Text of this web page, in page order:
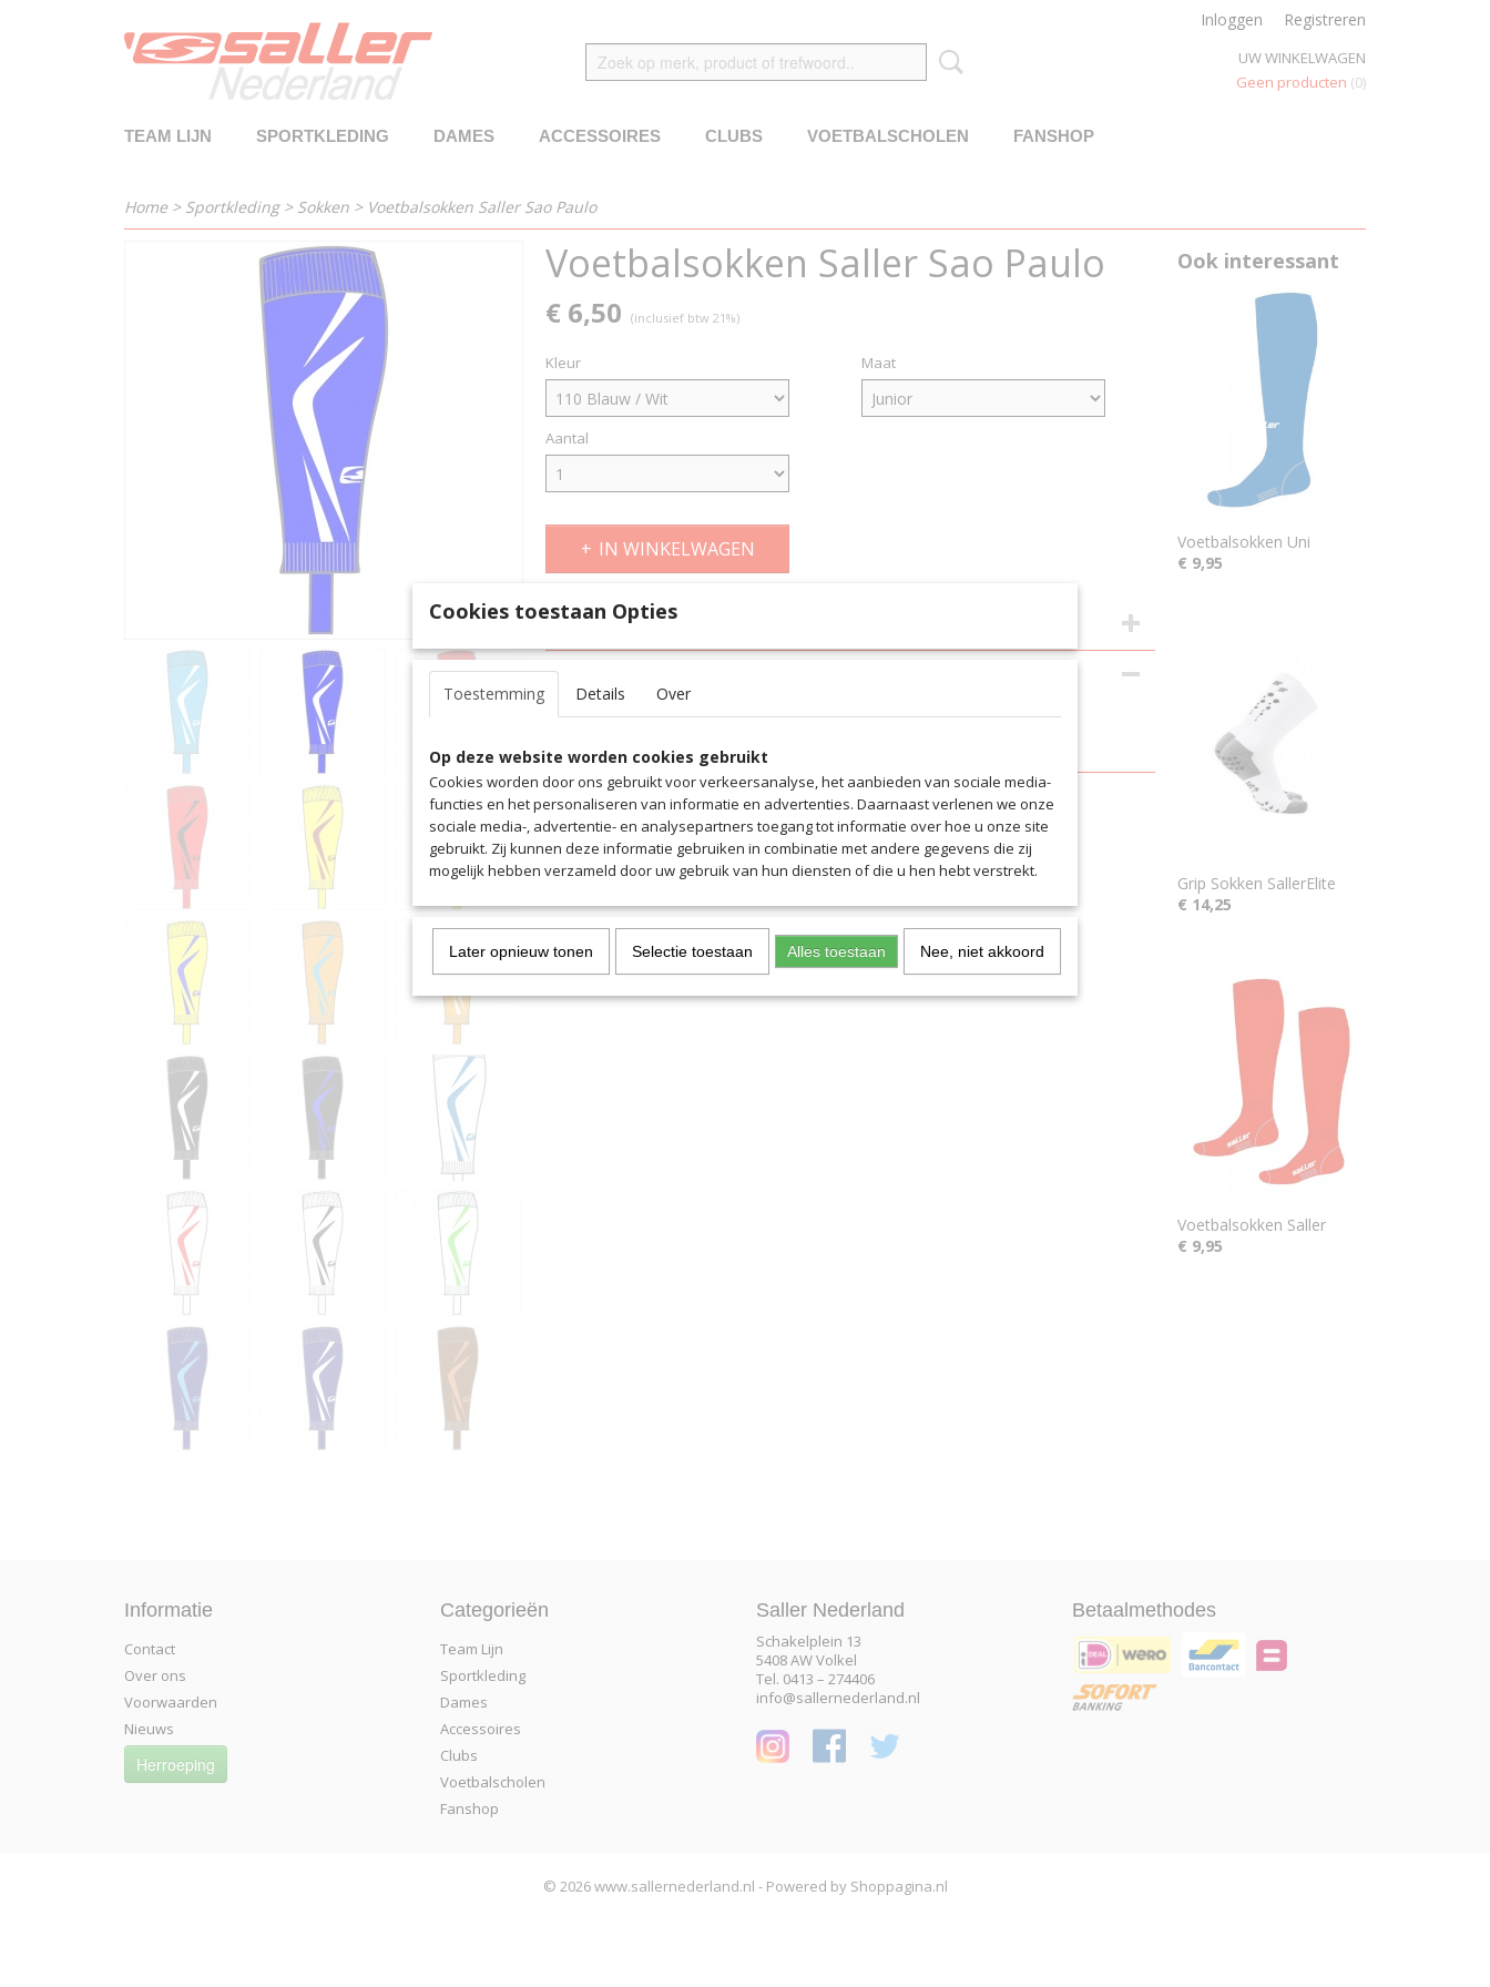
Inloggen Registreren
UW WINKELWAGEN
Geen producten (0)
TEAM LIJN SPORTKLEDING DAMES ACCESSOIRES CLUBS VOETBALSCHOLEN FANSHOP
Home> Sportkleding> Sokken > Voetbalsokken Saller Sao Paulo
Voetbalsokken Saller Sao Paulo
€ 6,50 (inclusief btw 21%)
Kleur Maat
Aantal
IN WINKELWAGEN
Specificaties
Productcode
5003
Productcode leverancier
Omschrijving
Hoogwaardige sokken in de juiste kleuren voor het new jersey model.
Sokken met stiek en zonder voet zodat jij je eigen (grip)sokken kan dragen.
Ook interessant
Voetbalsokken Uni
€ 9,95
Grip Sokken SallerElite
€ 14,25
Voetbalsokken Saller
€ 9,95
Informatie
Contact
Over ons
Voorwaarden
Nieuws
Herroeping
Categorieën
Team Lijn
Sportkleding
Dames
Accessoires
Clubs
Voetbalscholen
Fanshop
Saller Nederland
Schakelplein 13
5408 AW Volkel
Tel. 0413 – 274406
info@sallernederland.nl
Betaalmethodes
© 2026 www.sallernederland.nl - Powered by Shoppagina.nl
Cookies toestaan Opties
Toestemming Details Over
Op deze website worden cookies gebruikt
Cookies worden door ons gebruikt voor verkeersanalyse, het aanbieden van sociale media-
functies en het personaliseren van informatie en advertenties. Daarnaast verlenen we onze
sociale media-, advertentie- en analysepartners toegang tot informatie over hoe u onze site
gebruikt. Zij kunnen deze informatie gebruiken in combinatie met andere gegevens die zij
mogelijk hebben verzameld door uw gebruik van hun diensten of die u hen hebt verstrekt.
Later opnieuw tonen Selectie toestaan Alles toestaan Nee, niet akkoord